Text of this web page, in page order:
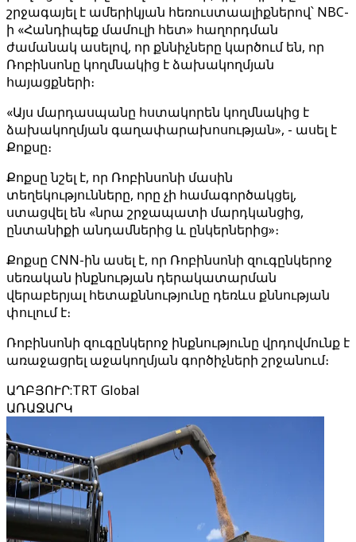
շրջագայել է ամերիկյան հեռուստաալիքներով՝ NBC-
ի «Հանդիպեք մամուլի հետ» հաղորդման
ժամանակ ասելով, որ քննիչները կարծում են, որ
Ռոբինսոնը կողմնակից է ձախակողմյան
հայացքների։
«Այս մարդասպանը հստակորեն կողմնակից է
ձախակողմյան գաղափարախոսության», - ասել է
Քոքսը։
Քոքսը նշել է, որ Ռոբինսոնի մասին
տեղեկությունները, որը չի համագործակցել,
ստացվել են «նրա շրջապատի մարդկանցից,
ընտանիքի անդամներից և ընկերներից»։
Քոքսը CNN-ին ասել է, որ Ռոբինսոնի զուգընկերոջ
սեռական ինքնության դերակատարման
վերաբերյալ հետաքննությունը դեռևս քննության
փուլում է։
Ռոբինսոնի զուգընկերոջ ինքնությունը վրդովմունք է
առաջացրել աջակողմյան գործիչների շրջանում։
ԱՂԲՅՈՒՐ:TRT Global
ԱՌԱՋԱՐԿ